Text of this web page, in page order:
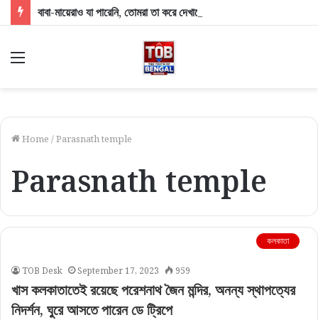
Menu
Home /Parasnath temple
Parasnath temple
কলকাতা
TOB Desk September 17, 2023 959
খাস কলকাতাতেই রয়েছে পরেশনাথ জৈন মন্দির, অনন্য স্থাপত্যের
নিদর্শন, ঘুরে আসতে পারেন ডে ট্রিপে